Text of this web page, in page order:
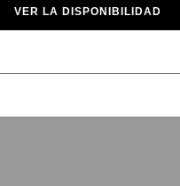
VER LA DISPONIBILIDAD